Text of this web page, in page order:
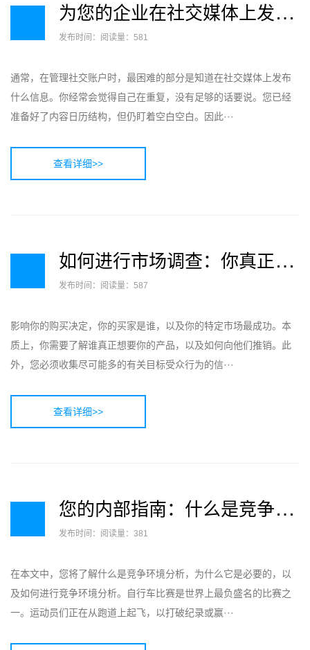
为
您的企业在社交媒体上发布什么
发布时间： 阅读量：581
通常，在管理社交账户时，最困难的部分是知道在社交媒体上发布
什么信息。你经常会觉得自己在重复，没有足够的话要说。您已经
准备好了内容日历结构，但仍盯着空白空白。因此···
查看详细>>
如
何进行市场调查：你真正需要知道的
发布时间： 阅读量：587
影响你的购买决定，你的买家是谁，以及你的特定市场最成功。本
质上，你需要了解谁真正想要你的产品，以及如何向他们推销。此
外，您必须收集尽可能多的有关目标受众行为的信···
查看详细>>
您
的内部指南：什么是竞争环境分析？
发布时间： 阅读量：381
在本文中，您将了解什么是竞争环境分析，为什么它是必要的，以
及如何进行竞争环境分析。自行车比赛是世界上最负盛名的比赛之
一。运动员们正在从跑道上起飞，以打破纪录或赢···